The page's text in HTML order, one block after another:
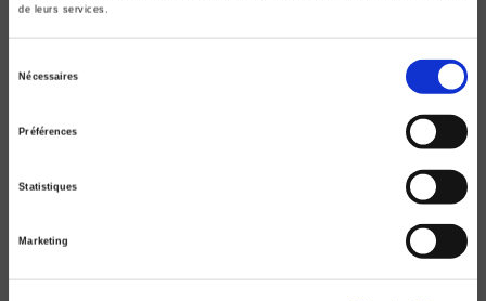
de leurs services.
Nécessaires
Préférences
Statistiques
Marketing